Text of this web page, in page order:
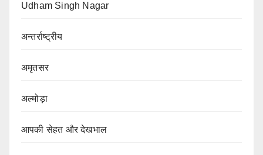
Udham Singh Nagar
अन्तर्राष्ट्रीय
अमृतसर
अल्मोड़ा
आपकी सेहत और देखभाल